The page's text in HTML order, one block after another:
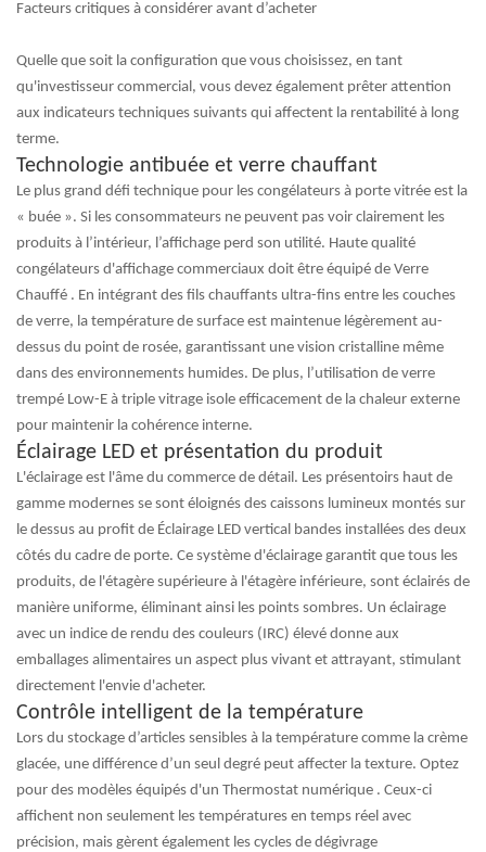
Facteurs critiques à considérer avant d’acheter
Quelle que soit la configuration que vous choisissez, en tant
qu'investisseur commercial, vous devez également prêter attention
aux indicateurs techniques suivants qui affectent la rentabilité à long
terme.
Technologie antibuée et verre chauffant
Le plus grand défi technique pour les congélateurs à porte vitrée est la
« buée ». Si les consommateurs ne peuvent pas voir clairement les
produits à l’intérieur, l’affichage perd son utilité. Haute qualité
congélateurs d'affichage commerciaux doit être équipé de Verre
Chauffé . En intégrant des fils chauffants ultra-fins entre les couches
de verre, la température de surface est maintenue légèrement au-
dessus du point de rosée, garantissant une vision cristalline même
dans des environnements humides. De plus, l’utilisation de verre
trempé Low-E à triple vitrage isole efficacement de la chaleur externe
pour maintenir la cohérence interne.
Éclairage LED et présentation du produit
L'éclairage est l'âme du commerce de détail. Les présentoirs haut de
gamme modernes se sont éloignés des caissons lumineux montés sur
le dessus au profit de Éclairage LED vertical bandes installées des deux
côtés du cadre de porte. Ce système d'éclairage garantit que tous les
produits, de l'étagère supérieure à l'étagère inférieure, sont éclairés de
manière uniforme, éliminant ainsi les points sombres. Un éclairage
avec un indice de rendu des couleurs (IRC) élevé donne aux
emballages alimentaires un aspect plus vivant et attrayant, stimulant
directement l'envie d'acheter.
Contrôle intelligent de la température
Lors du stockage d’articles sensibles à la température comme la crème
glacée, une différence d’un seul degré peut affecter la texture. Optez
pour des modèles équipés d'un Thermostat numérique . Ceux-ci
affichent non seulement les températures en temps réel avec
précision, mais gèrent également les cycles de dégivrage